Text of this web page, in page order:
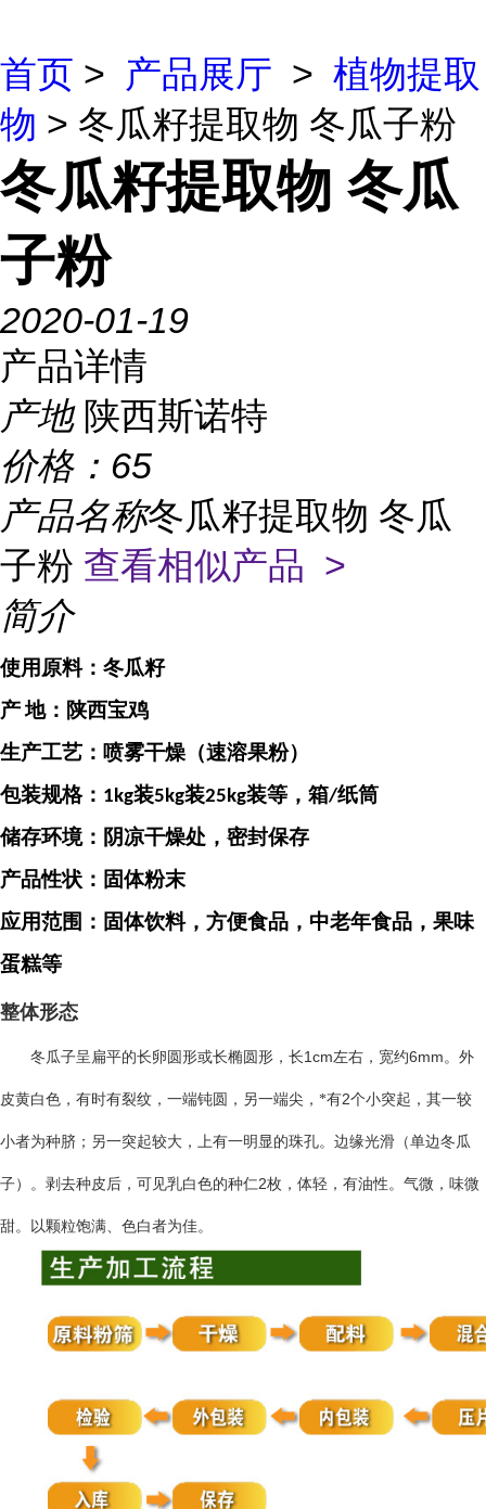
首页 > 产品展厅 > 植物提取
物 > 冬瓜籽提取物 冬瓜子粉
冬瓜籽提取物 冬瓜
子粉
2020-01-19
产品详情
产地 陕西斯诺特
价格： 65
产品名称冬瓜籽提取物 冬瓜
子粉 查看相似产品 >
简介
使用原料： 冬瓜籽
产地： 陕西宝鸡
生产工艺：喷雾干燥（速溶果粉）
包装规格： 1kg装5kg装25kg装等，箱/纸筒
储存环境：阴凉干燥处，密封保存
产品性状：固体粉末
应用范围：固体饮料，方便食品，中老年食品，果味
蛋糕等
整体形态
冬瓜子呈扁平的长卵圆形或长椭圆形，长1cm左右，宽约6mm。外
皮黄白色，有时有裂纹，一端钝圆，另一端尖，*有2个小突起，其一较
小者为种脐；另一突起较大，上有一明显的珠孔。边缘光滑（单边冬瓜
子）。剥去种皮后，可见乳白色的种仁2枚，体轻，有油性。气微，味微
甜。以颗粒饱满、色白者为佳。